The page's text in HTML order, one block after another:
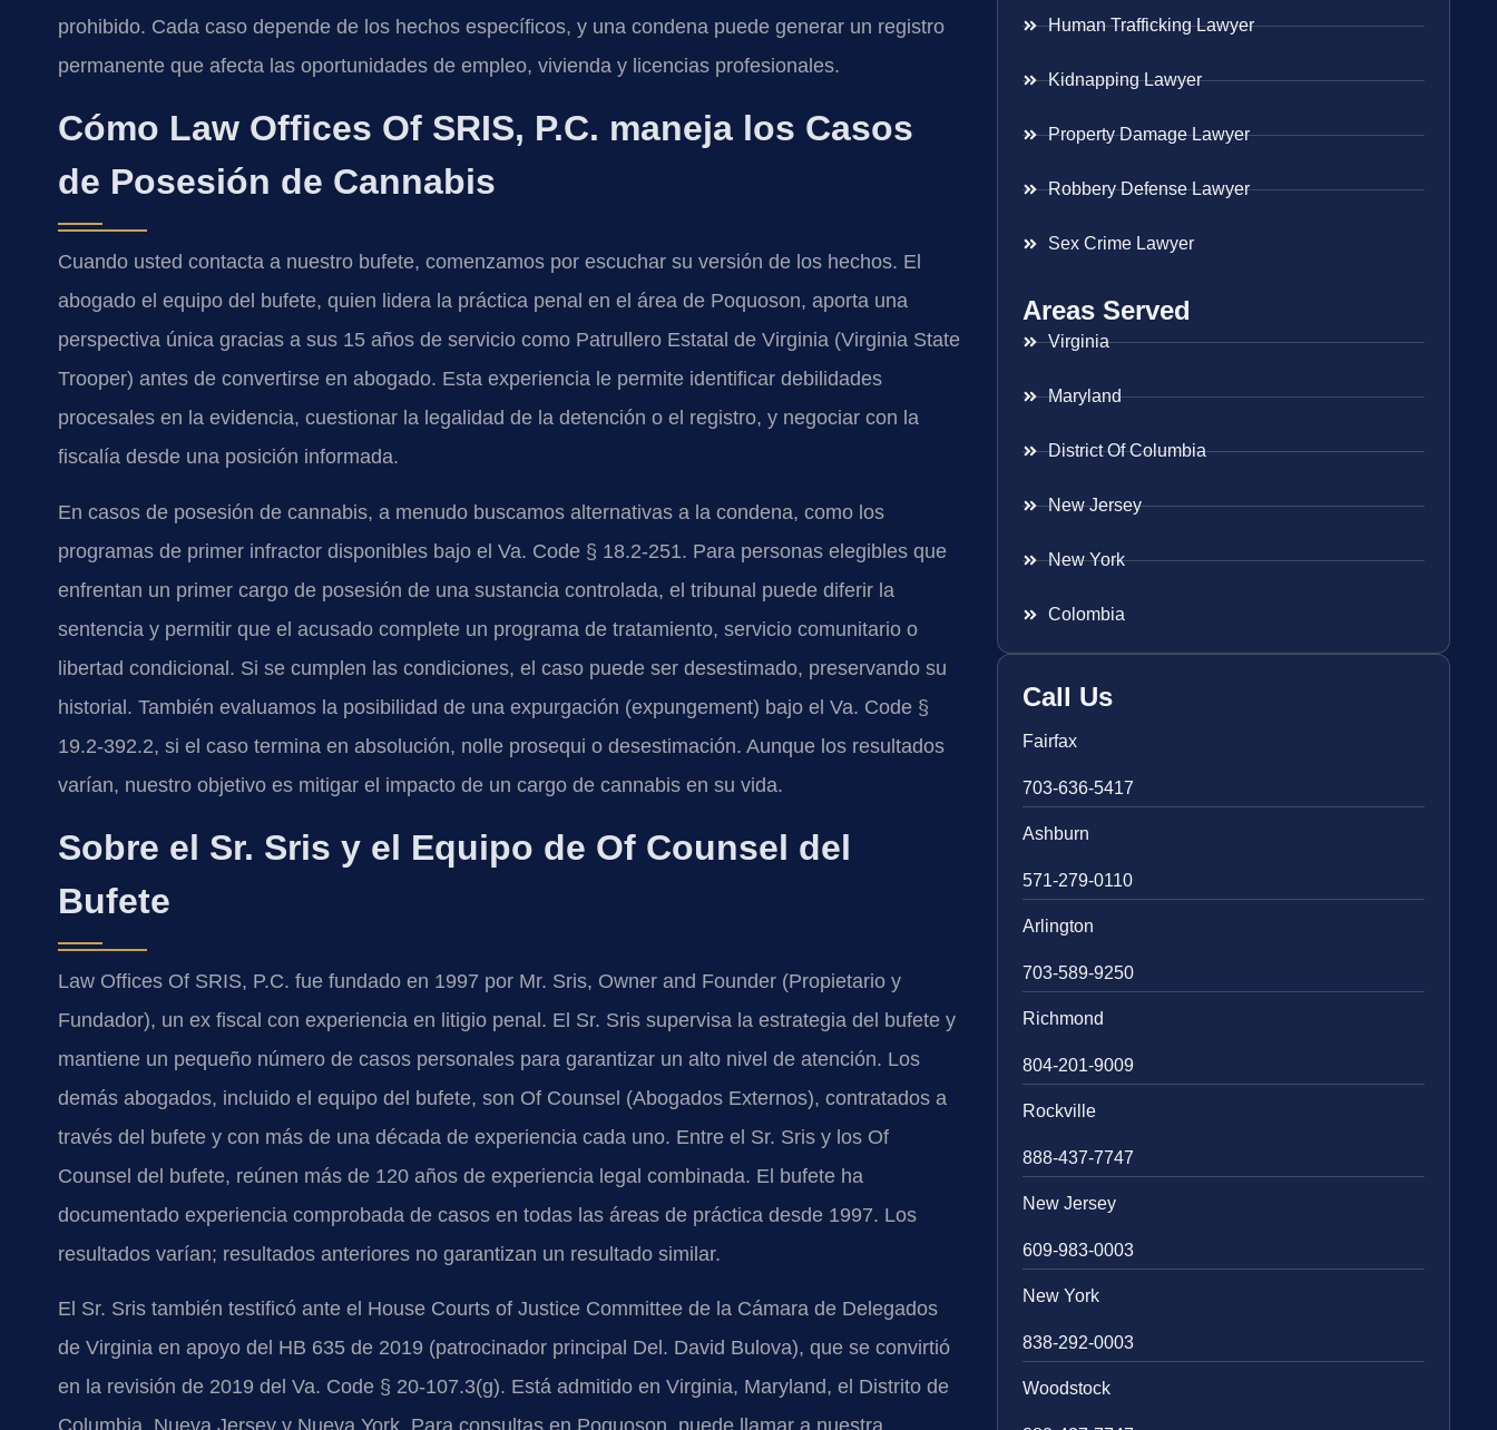
prohibido. Cada caso depende de los hechos específicos, y una condena puede generar un registro
permanente que afecta las oportunidades de empleo, vivienda y licencias profesionales.
Cómo Law Offices Of SRIS, P.C. maneja los Casos
de Posesión de Cannabis
Cuando usted contacta a nuestro bufete, comenzamos por escuchar su versión de los hechos. El
abogado el equipo del bufete, quien lidera la práctica penal en el área de Poquoson, aporta una
perspectiva única gracias a sus 15 años de servicio como Patrullero Estatal de Virginia (Virginia State
Trooper) antes de convertirse en abogado. Esta experiencia le permite identificar debilidades
procesales en la evidencia, cuestionar la legalidad de la detención o el registro, y negociar con la
fiscalía desde una posición informada.
En casos de posesión de cannabis, a menudo buscamos alternativas a la condena, como los
programas de primer infractor disponibles bajo el Va. Code § 18.2-251. Para personas elegibles que
enfrentan un primer cargo de posesión de una sustancia controlada, el tribunal puede diferir la
sentencia y permitir que el acusado complete un programa de tratamiento, servicio comunitario o
libertad condicional. Si se cumplen las condiciones, el caso puede ser desestimado, preservando su
historial. También evaluamos la posibilidad de una expurgación (expungement) bajo el Va. Code §
19.2-392.2, si el caso termina en absolución, nolle prosequi o desestimación. Aunque los resultados
varían, nuestro objetivo es mitigar el impacto de un cargo de cannabis en su vida.
Sobre el Sr. Sris y el Equipo de Of Counsel del
Bufete
Law Offices Of SRIS, P.C. fue fundado en 1997 por Mr. Sris, Owner and Founder (Propietario y
Fundador), un ex fiscal con experiencia en litigio penal. El Sr. Sris supervisa la estrategia del bufete y
mantiene un pequeño número de casos personales para garantizar un alto nivel de atención. Los
demás abogados, incluido el equipo del bufete, son Of Counsel (Abogados Externos), contratados a
través del bufete y con más de una década de experiencia cada uno. Entre el Sr. Sris y los Of
Counsel del bufete, reúnen más de 120 años de experiencia legal combinada. El bufete ha
documentado experiencia comprobada de casos en todas las áreas de práctica desde 1997. Los
resultados varían; resultados anteriores no garantizan un resultado similar.
El Sr. Sris también testificó ante el House Courts of Justice Committee de la Cámara de Delegados
de Virginia en apoyo del HB 635 de 2019 (patrocinador principal Del. David Bulova), que se convirtió
en la revisión de 2019 del Va. Code § 20-107.3(g). Está admitido en Virginia, Maryland, el Distrito de
Human Trafficking Lawyer
Kidnapping Lawyer
Property Damage Lawyer
Robbery Defense Lawyer
Sex Crime Lawyer
Areas Served
Virginia
Maryland
District Of Columbia
New Jersey
New York
Colombia
Call Us
Fairfax
703-636-5417
Ashburn
571-279-0110
Arlington
703-589-9250
Richmond
804-201-9009
Rockville
888-437-7747
New Jersey
609-983-0003
New York
838-292-0003
Woodstock